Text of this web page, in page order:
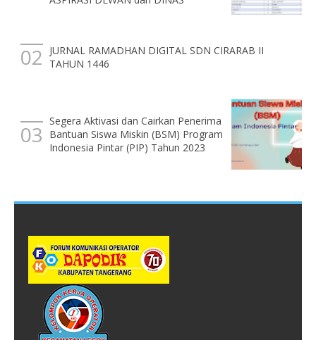
JURNAL RAMADHAN DIGITAL SDN CIRARAB II
TAHUN 1446
Segera Aktivasi dan Cairkan Penerima
Bantuan Siswa Miskin (BSM) Program
Indonesia Pintar (PIP) Tahun 2023